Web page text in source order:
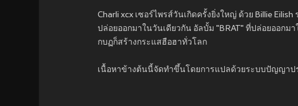
Charli xcx เซอร์ไพรส์วันเกิดครั้งยิ่งใหญ่ ด้วย Billie
ปล่อยออกมาในวันเดียวกัน อัลบั้ม "BRAT" ที่ปล่อยออก
กบฏก็สร้างกระแสฮือฮาทั่วโลก
เนื้อหาข้างต้นนี้จัดทำขึ้นโดยการแปลด้วยระบบปัญญาป